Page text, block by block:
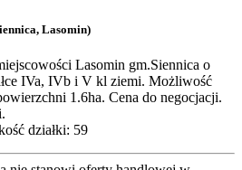
Lasomin)
Lasomin gm.Siennica o
IVa, IVb i V kl ziemi. Możliwość
1.6ha. Cena do negocjacji.
działki: 59